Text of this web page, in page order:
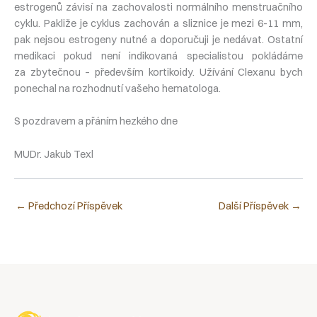
estrogenů závisí na zachovalosti normálního menstruačního
cyklu. Pakliže je cyklus zachován a sliznice je mezi 6-11 mm,
pak nejsou estrogeny nutné a doporučuji je nedávat. Ostatní
medikaci pokud není indikovaná specialistou pokládáme
za zbytečnou – především kortikoidy. Užívání Clexanu bych
ponechal na rozhodnutí vašeho hematologa.
S pozdravem a přáním hezkého dne
MUDr. Jakub Texl
← Předchozí Příspěvek Další Příspěvek →